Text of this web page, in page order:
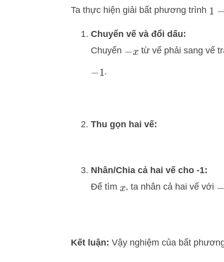
Ta thực hiện giải bất phương trình 1 −2
Chuyển vế và đổi dấu:
Chuyển −x từ vế phải sang vế
−1.
Thu gọn hai vế:
Nhân/Chia cả hai vế cho -1:
Để tìm x, ta nhân cả hai vế với −
Kết luận: Vậy nghiệm của bất